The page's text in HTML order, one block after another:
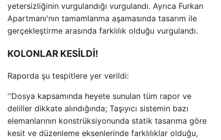
yetersizliğinin vurgulandığı vurgulandı. Ayrıca Furkan
Apartmanı'nın tamamlanma aşamasında tasarım ile
gerçekleştirme arasında farklılık olduğu vurgulandı.
KOLONLAR KESİLDİ!
Raporda şu tespitlere yer verildi:
''Dosya kapsamında heyete sunulan tüm rapor ve
deliller dikkate alındığında; Taşıyıcı sistemin bazı
elemanlarının konstrüksiyonunda statik tasarıma göre
kesit ve düzenleme eksenlerinde farklılıklar olduğu,